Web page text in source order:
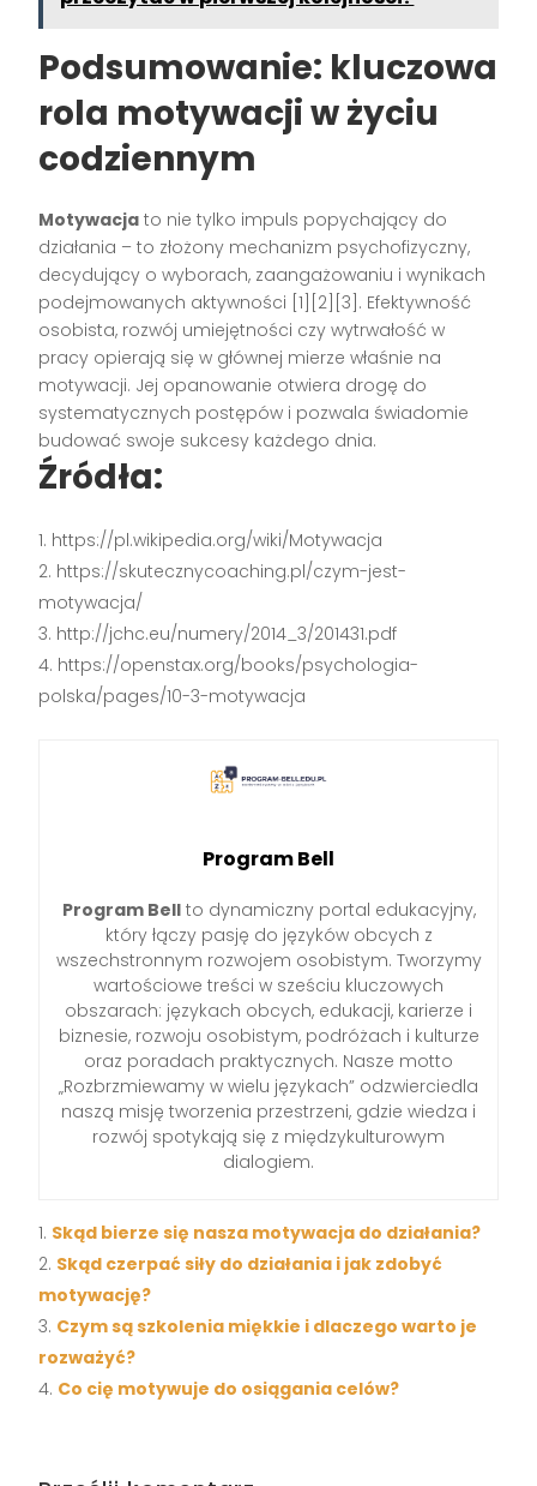
Podsumowanie: kluczowa
rola motywacji w życiu
codziennym
Motywacja to nie tylko impuls popychający do
działania – to złożony mechanizm psychofizyczny,
decydujący o wyborach, zaangażowaniu i wynikach
podejmowanych aktywności [1][2][3] . Efektywność
osobista, rozwój umiejętności czy wytrwałość w
pracy opierają się w głównej mierze właśnie na
motywacji. Jej opanowanie otwiera drogę do
systematycznych postępów i pozwala świadomie
budować swoje sukcesy każdego dnia.
Źródła:
https://pl.wikipedia.org/wiki/Motywacja
https://skutecznycoaching.pl/czym-jest-
motywacja/
http://jchc.eu/numery/2014_3/201431.pdf
https://openstax.org/books/psychologia-
polska/pages/10-3-motywacja
Program Bell
Program Bellto dynamiczny portal edukacyjny,
który łączy pasję do języków obcych z
wszechstronnym rozwojem osobistym. Tworzymy
wartościowe treści w sześciu kluczowych
obszarach: językach obcych, edukacji, karierze i
biznesie, rozwoju osobistym, podróżach i kulturze
oraz poradach praktycznych. Nasze motto
„Rozbrzmiewamy w wielu językach” odzwierciedla
naszą misję tworzenia przestrzeni, gdzie wiedza i
rozwój spotykają się z międzykulturowym
dialogiem.
Skąd bierze się nasza motywacja do działania?
Skąd czerpać siły do działania i jak zdobyć
motywację?
Czym są szkolenia miękkie i dlaczego warto je
rozważyć?
Co cię motywuje do osiągania celów?